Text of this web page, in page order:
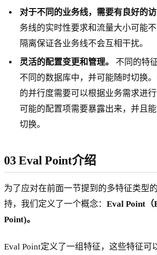
对于不同的业务线，需要有良好的访
务线的实时性要求和流量大小可能
隔离保证各业务线不会互相干扰。
灵活的配置变更和管理。
不同的特
不同的数据库中，并可能随时切换
的并行度需要可以根据业务需求进
可能的配置项需要暴露出来，并且
切换。
03 Eval Point介绍
为了应对在前面一节提到的多特征类型
持，我们定义了一个概念： Eval Point（
Point)。
Eval Point定义了一组特征，这些特征可